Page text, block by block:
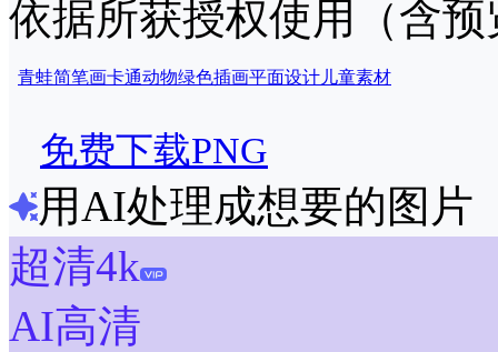
依据所获授权使用（含
青蛙简笔画卡通动物绿色插画平面设计儿童素材
免费下载PNG
用AI处理成想要的图片
超清4k
AI高清